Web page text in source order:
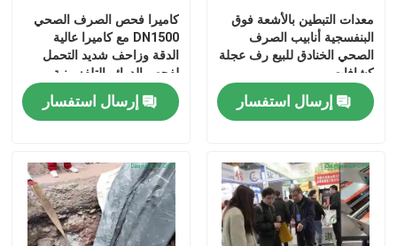
معدات التبطين بالأشعة فوق
البنفسجية أنابيب الصرف
الصحي الخنادق للبيع رف عجلة
كشافات
إرسال استفسار
كاميرا فحص الصرف الصحي
DN1500 مع كاميرا عالية
الدقة وزاحف شديد التحمل
لفحص الدوائر التلفزيونية
المغلقة للأنابيب الكبيرة
إرسال استفسار